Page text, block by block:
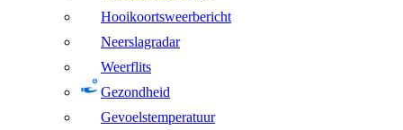
Hooikoortsweerbericht
Neerslagradar
Weerflits
Gezondheid
Gevoelstemperatuur